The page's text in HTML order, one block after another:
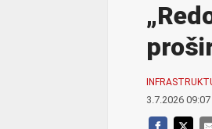
3.7.2026 09:07